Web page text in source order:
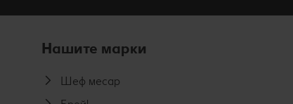
Нашите марки
Шеф месар